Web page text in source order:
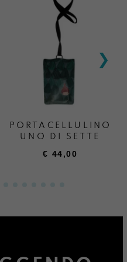
PORTACELLULINO
UNO DI SETTE
€ 44,00